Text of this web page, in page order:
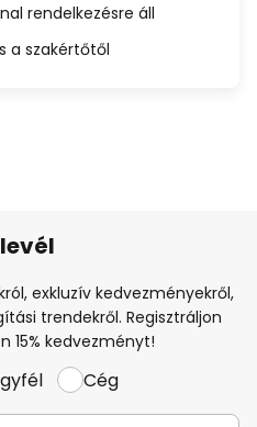
rendelkezésre áll
a szakértőtől
exkluzív kedvezményekről,
trendekről. Regisztráljon
15% kedvezményt!
Cég